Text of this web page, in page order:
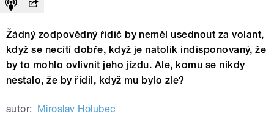
Žádný zodpovědný řidič by neměl usednout za volant,
když se necítí dobře, když je natolik indisponovaný, že
by to mohlo ovlivnit jeho jízdu. Ale, komu se nikdy
nestalo, že by řídil, když mu bylo zle?
autor: Miroslav Holubec